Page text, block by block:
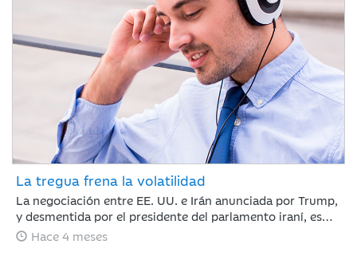
La tregua frena la volatilidad
La negociación entre EE. UU. e Irán anunciada por Trump,
y desmentida por el presidente del parlamento iraní, es
suficiente para calmar a los mercados y romper la racha
Hace 4 meses